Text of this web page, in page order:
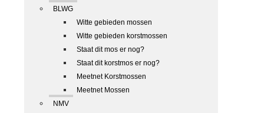
BLWG
Witte gebieden mossen
Witte gebieden korstmossen
Staat dit mos er nog?
Staat dit korstmos er nog?
Meetnet Korstmossen
Meetnet Mossen
NMV